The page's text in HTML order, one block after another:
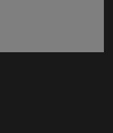
nueva ventana)